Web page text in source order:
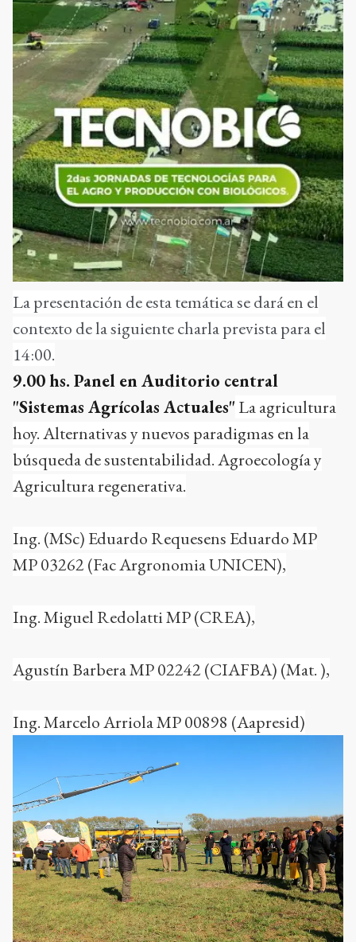
La presentación de esta temática se dará en el
contexto de la siguiente charla prevista para el
14:00.
9.00 hs. Panel en Auditorio central
"Sistemas Agrícolas Actuales" La agricultura
hoy. Alternativas y nuevos paradigmas en la
búsqueda de sustentabilidad. Agroecología y
Agricultura regenerativa.
Ing. (MSc) Eduardo Requesens Eduardo MP
MP 03262 (Fac Argronomia UNICEN),
Ing. Miguel Redolatti MP (CREA),
Agustín Barbera MP 02242 (CIAFBA) (Mat. ),
Ing. Marcelo Arriola MP 00898 (Aapresid)